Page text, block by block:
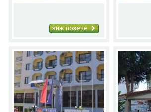
виж повече